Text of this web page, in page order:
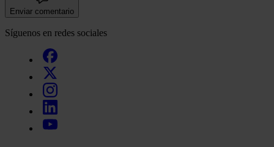
Enviar comentario
Síguenos en redes sociales